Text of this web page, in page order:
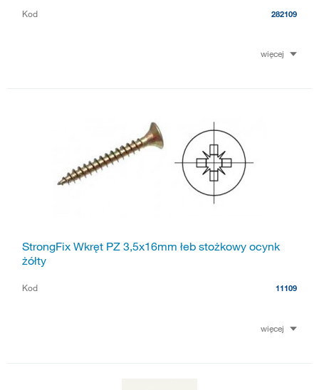
Kod 282109
więcej
StrongFix Wkręt PZ 3,5x16mm łeb stożkowy ocynk
żółty
Kod 11109
więcej